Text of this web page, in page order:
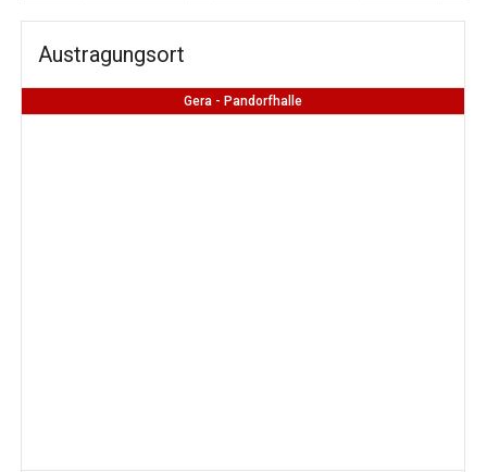
Austragungsort
Gera - Pandorfhalle